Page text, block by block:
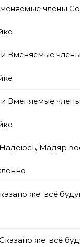
члены
Вменяемые
Вменяемые
Надеюсь, Мадяр
же: всё
Сказано же: всё